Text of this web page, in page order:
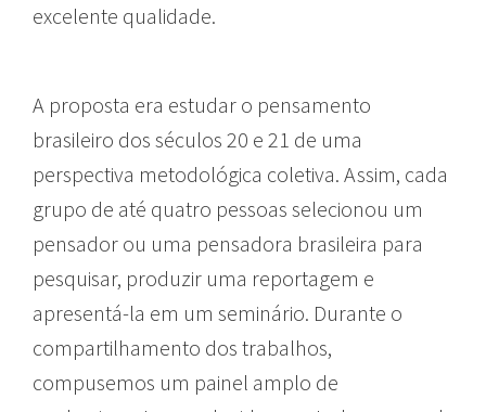
excelente qualidade.
A proposta era estudar o pensamento
brasileiro dos séculos 20 e 21 de uma
perspectiva metodológica coletiva. Assim, cada
grupo de até quatro pessoas selecionou um
pensador ou uma pensadora brasileira para
pesquisar, produzir uma reportagem e
apresentá-la em um seminário. Durante o
compartilhamento dos trabalhos,
compusemos um painel amplo de